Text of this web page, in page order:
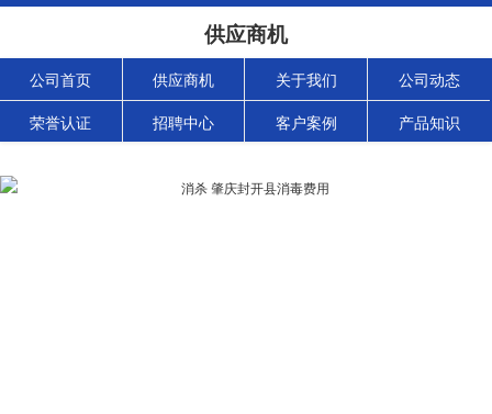
供应商机
公司首页 供应商机 关于我们 公司动态
荣誉认证 招聘中心 客户案例 产品知识